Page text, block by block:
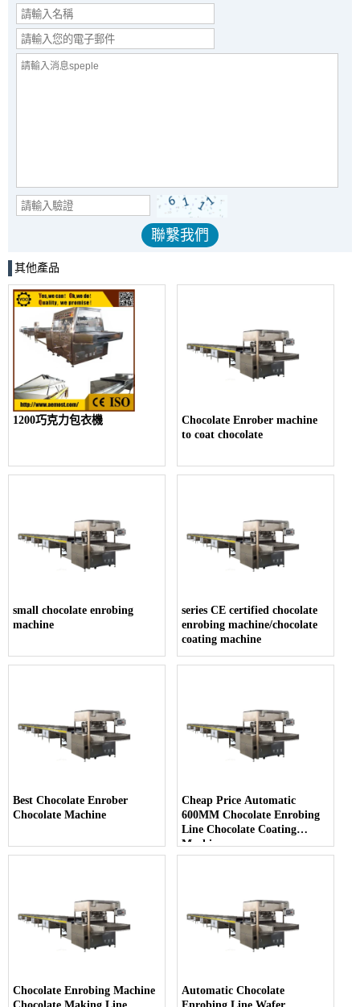
其他產品
1200巧克力包衣機
Chocolate Enrober machine
to coat chocolate
small chocolate enrobing
machine
series CE certified chocolate
enrobing machine/chocolate
coating machine
Best Chocolate Enrober
Chocolate Machine
Cheap Price Automatic
600MM Chocolate Enrobing
Line Chocolate Coating
Machine
Chocolate Enrobing Machine
Automatic Chocolate